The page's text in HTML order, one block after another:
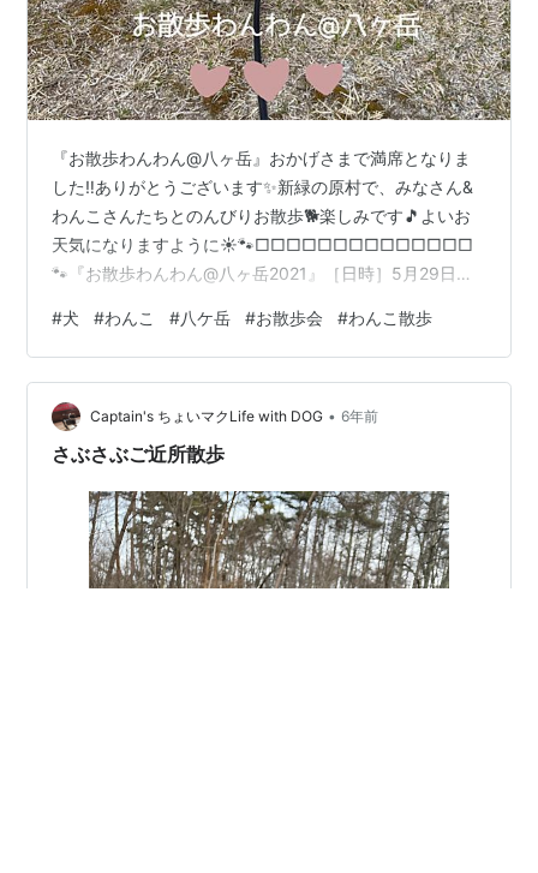
『お散歩わんわん@八ヶ岳』おかげさまで満席となりま
した‼️ありがとうございます✨新緑の原村で、みなさん&
わんこさんたちとのんびりお散歩🐕楽しみです🎵よいお
天気になりますように☀️🐾□□□□□□□□□□□□□□
🐾『お散歩わんわん@八ヶ岳2021』［日時］5月29日
20分〜 八ヶ岳自然文化園入り口前で受付10時30分〜11
時 芝生でわんちゃんお散歩アドバイス＋ストレッチ
（犬）＆ストレッチ（人）↑ 終了後八ヶ岳自然文化園を
スタート⇨ 八ヶ岳中央農業実践大学校に到着11時50分頃
出発⇨八ヶ岳自然文化園へ芝生にてワンポーズドッグヨ
#犬 #わんこ #八ケ岳 #お散歩会 #わんこ散歩
Captain's ちょいマクLife with DOG • 6年前
さぶさぶご近所散歩